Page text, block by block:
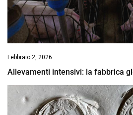
Febbraio 2, 2026
Allevamenti intensivi: la fabbrica